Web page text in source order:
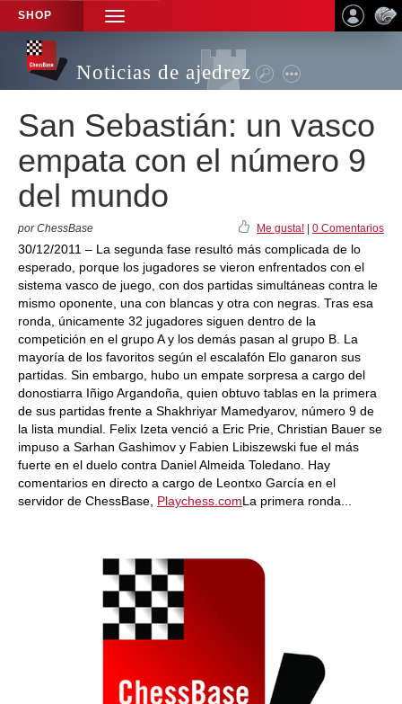
SHOP
TOGGLE
NAVIGATION
Noticias de ajedrez
San Sebastián: un vasco
empata con el número 9
del mundo
por ChessBase Me gusta! 0 Comentarios
30/12/2011 – La segunda fase resultó más complicada de lo
esperado, porque los jugadores se vieron enfrentados con el
sistema vasco de juego, con dos partidas simultáneas contra le
mismo oponente, una con blancas y otra con negras. Tras esa
ronda, únicamente 32 jugadores siguen dentro de la
competición en el grupo A y los demás pasan al grupo B. La
mayoría de los favoritos según el escalafón Elo ganaron sus
partidas. Sin embargo, hubo un empate sorpresa a cargo del
donostiarra Iñigo Argandoña, quien obtuvo tablas en la primera
de sus partidas frente a Shakhriyar Mamedyarov, número 9 de
la lista mundial. Felix Izeta venció a Eric Prie, Christian Bauer se
impuso a Sarhan Gashimov y Fabien Libiszewski fue el más
fuerte en el duelo contra Daniel Almeida Toledano. Hay
comentarios en directo a cargo de Leontxo García en el
servidor de ChessBase, Playchess.comLa primera ronda...